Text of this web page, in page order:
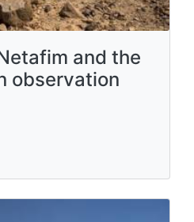
and the
observation